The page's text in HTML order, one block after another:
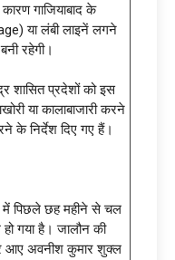
गाजियाबाद के
या लंबी लाइनें लगने
रहेगी।
शासित प्रदेशों को इस
या कालाबाजारी करने
के निर्देश दिए गए हैं।
में पिछले छह महीने से चल
गया है। जालौन की
आए अवनीश कुमार शुक्ल